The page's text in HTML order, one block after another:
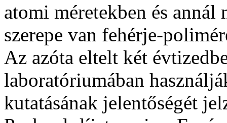
atomi méretekben és
szerepe van fehérje-
Az azóta eltelt két
laboratóriumában
kutatásának jelentőségét